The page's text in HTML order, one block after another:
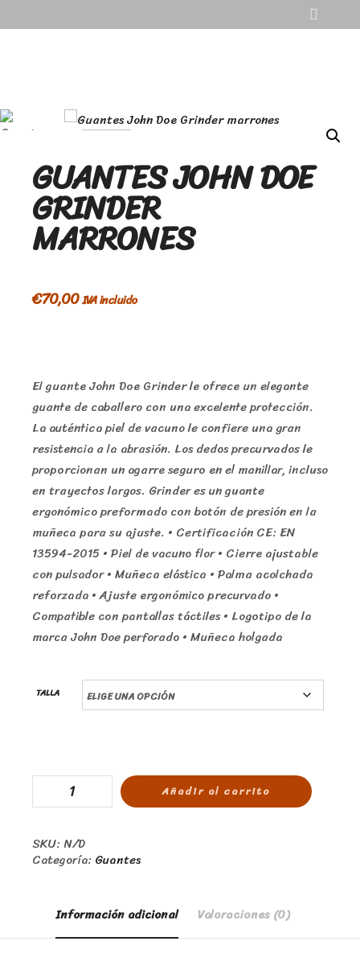
GUANTES JOHN DOE
GRINDER
MARRONES
€70,00IVA incluido
El guante John Doe Grinder le ofrece un elegante
guante de caballero con una excelente protección.
La auténtica piel de vacuno le confiere una gran
resistencia a la abrasión. Los dedos precurvados le
proporcionan un agarre seguro en el manillar, incluso
en trayectos largos. Grinder es un guante
ergonómico preformado con botón de presión en la
muñeca para su ajuste. • Certificación CE: EN
13594-2015 • Piel de vacuno flor • Cierre ajustable
con pulsador • Muñeca elástica • Palma acolchada
reforzada • Ajuste ergonómico precurvado •
Compatible con pantallas táctiles • Logotipo de la
marca John Doe perforado • Muñeca holgada
TALLA
Añadir al carrito
SKU: N/D
Categoría: Guantes
Información adicional Valoraciones (0)